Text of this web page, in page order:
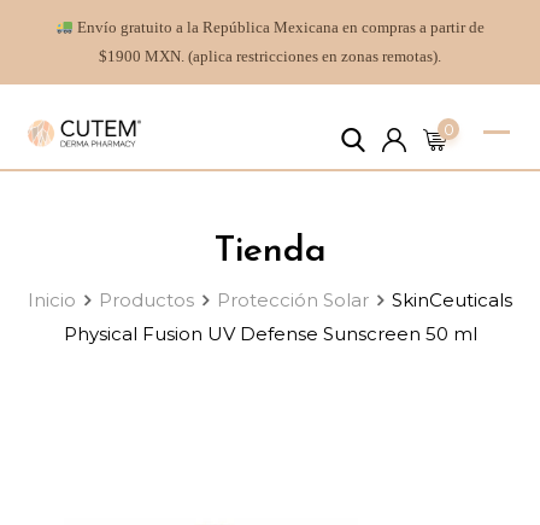
Envío gratuito a la República Mexicana en compras a partir de
$1900 MXN. (aplica restricciones en zonas remotas).
0
Tienda
Inicio Productos Protección Solar
SkinCeuticals
Physical Fusion UV Defense Sunscreen 50 ml